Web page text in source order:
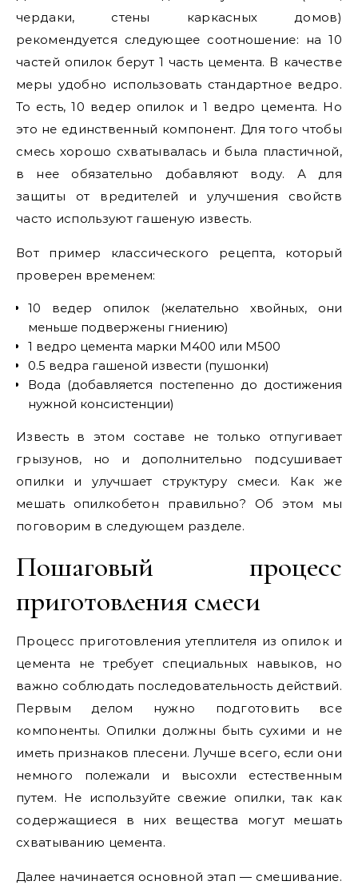
чердаки, стены каркасных домов)
рекомендуется следующее соотношение: на 10
частей опилок берут 1 часть цемента. В качестве
меры удобно использовать стандартное ведро.
То есть, 10 ведер опилок и 1 ведро цемента. Но
это не единственный компонент. Для того чтобы
смесь хорошо схватывалась и была пластичной,
в нее обязательно добавляют воду. А для
защиты от вредителей и улучшения свойств
часто используют гашеную известь.
Вот пример классического рецепта, который
проверен временем:
10 ведер опилок (желательно хвойных, они
меньше подвержены гниению)
1 ведро цемента марки М400 или М500
0.5 ведра гашеной извести (пушонки)
Вода (добавляется постепенно до достижения
нужной консистенции)
Известь в этом составе не только отпугивает
грызунов, но и дополнительно подсушивает
опилки и улучшает структуру смеси. Как же
мешать опилкобетон правильно? Об этом мы
поговорим в следующем разделе.
Пошаговый процесс
приготовления смеси
Процесс приготовления утеплителя из опилок и
цемента не требует специальных навыков, но
важно соблюдать последовательность действий.
Первым делом нужно подготовить все
компоненты. Опилки должны быть сухими и не
иметь признаков плесени. Лучше всего, если они
немного полежали и высохли естественным
путем. Не используйте свежие опилки, так как
содержащиеся в них вещества могут мешать
схватыванию цемента.
Далее начинается основной этап — смешивание.